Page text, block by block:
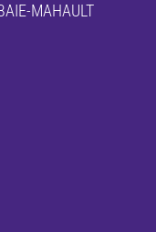
MAHAULT